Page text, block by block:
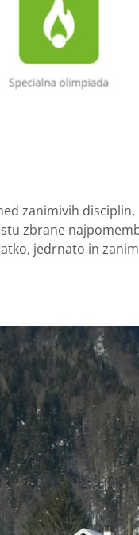
zanimivih
zbrane
jedrnato in